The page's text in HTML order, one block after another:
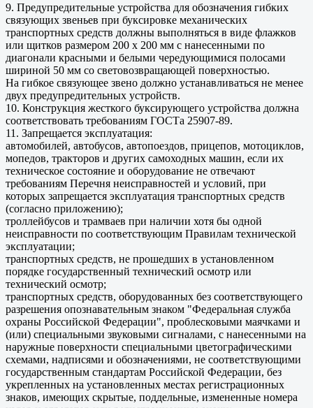
9. Предупредительные устройства для обозначения гибких
связующих звеньев при буксировке механических
транспортных средств должны выполняться в виде флажков
или щитков размером 200 x 200 мм с нанесенными по
диагонали красными и белыми чередующимися полосами
шириной 50 мм со световозвращающей поверхностью.
На гибкое связующее звено должно устанавливаться не менее
двух предупредительных устройств.
10. Конструкция жесткого буксирующего устройства должна
соответствовать требованиям ГОСТа 25907-89.
11. Запрещается эксплуатация:
автомобилей, автобусов, автопоездов, прицепов, мотоциклов,
мопедов, тракторов и других самоходных машин, если их
техническое состояние и оборудование не отвечают
требованиям Перечня неисправностей и условий, при
которых запрещается эксплуатация транспортных средств
(согласно приложению);
троллейбусов и трамваев при наличии хотя бы одной
неисправности по соответствующим Правилам технической
эксплуатации;
транспортных средств, не прошедших в установленном
порядке государственный технический осмотр или
технический осмотр;
транспортных средств, оборудованных без соответствующего
разрешения опознавательным знаком "Федеральная служба
охраны Российской Федерации", проблесковыми маячками и
(или) специальными звуковыми сигналами, с нанесенными на
наружные поверхности специальными цветографическими
схемами, надписями и обозначениями, не соответствующими
государственным стандартам Российской Федерации, без
укрепленных на установленных местах регистрационных
знаков, имеющих скрытые, поддельные, измененные номера